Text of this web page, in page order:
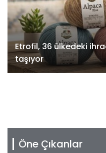
Etrofil, 36 ülkedeki
taşıyor
Öne Çıkanlar